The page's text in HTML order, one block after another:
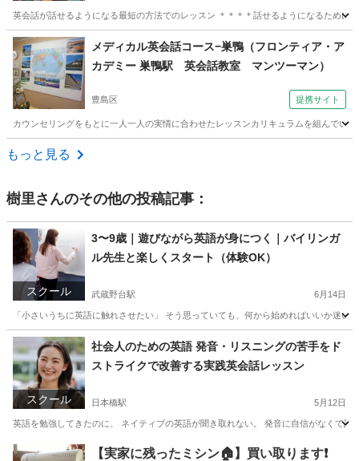
英会話が話せるようになる最短の方法でのレッスン ＊＊＊＊話せるようになるため
東京 文京区 英語 先生
メディカル英会話コース−巣鴨（フロンティア・ア
カデミー 巣鴨駅 英会話教室 マンツーマン）
豊島区 提携サイト
カウンセリングをもとに一人一人の実情に合わせたレッスンカリキュラムを組んでい
東京 豊島区
もっと見る
樹里さんのその他の投稿記事：
スクール
3〜9歳｜遊びながら英語が身につく｜バイリンガ
ル先生と楽しくスタート（体験OK）
武蔵野台駅 6月14日
「小さいうちに英語に触れさせたい」 そう思っていても、何から始めればいいか迷
東京 港区 武蔵野台駅 英語/基礎英語 バイリンガル
スクール
社会人のための英語 発音・リスニングの苦手をド
ストライクで改善する実践英会話レッスン
日本橋駅 5月12日
英語を勉強してきたのに、 ネイティブの英語が聞き取れない。 発音に自信がなくて
中央区 日本橋駅 ビジネス英語 社会人
【実家に残ったミシン🏠】買い取ります❗️